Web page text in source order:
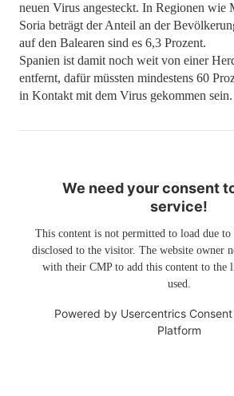
neuen Virus angesteckt. In Regionen wie
Soria beträgt der Anteil an der
auf den Balearen sind es 6,3 Prozent.
Spanien ist damit noch weit von einer
entfernt, dafür müssten mindestens 60
in Kontakt mit dem Virus gekommen sein.
We need your consent
service!
This content is not permitted to load due to
disclosed to the visitor. The website owner
with their CMP to add this content to the
used.
Powered by Usercentrics
Platform